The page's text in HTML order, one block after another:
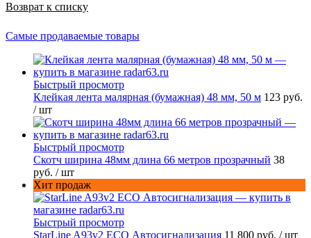
Возврат к списку
Самые продаваемые товары
Быстрый просмотр
Клейкая лента малярная (бумажная) 48 мм, 50 м 123 руб.
/ шт
Быстрый просмотр
Скотч ширина 48мм длина 66 метров прозрачный 38
руб. / шт
Хит продаж
Быстрый просмотр
StarLine A93v2 ECO Автосигнализация 11 800 руб. / шт